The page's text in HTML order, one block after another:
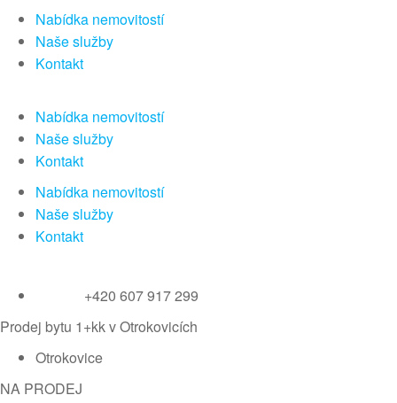
Nabídka nemovitostí
Naše služby
Kontakt
Nabídka nemovitostí
Naše služby
Kontakt
Nabídka nemovitostí
Naše služby
Kontakt
+420 607 917 299
Prodej bytu 1+kk v Otrokovicích
Otrokovice
NA PRODEJ